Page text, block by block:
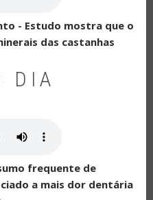
- Estudo mostra que o
das castanhas
DIA
frequente de
a mais dor dentária